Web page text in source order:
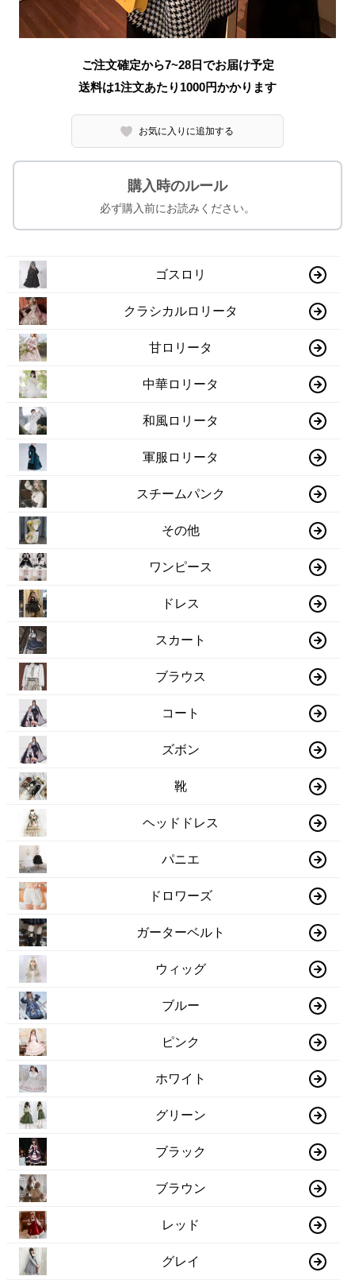
ご注文確定から7~28日でお届け予定
送料は1注文あたり 1000円かかります
お気に入りに追加する
購入時のルール
必ず購入前にお読みください。
ゴスロリ
クラシカルロリータ
甘ロリータ
中華ロリータ
和風ロリータ
軍服ロリータ
スチームパンク
その他
ワンピース
ドレス
スカート
ブラウス
コート
ズボン
靴
ヘッドドレス
パニエ
ドロワーズ
ガーターベルト
ウィッグ
ブルー
ピンク
ホワイト
グリーン
ブラック
ブラウン
レッド
グレイ